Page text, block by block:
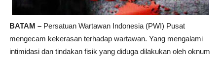
BATAM –Persatuan Wartawan Indonesia (PWI) Pusat
mengecam kekerasan terhadap wartawan. Yang mengalami
intimidasi dan tindakan fisik yang diduga dilakukan oleh oknum